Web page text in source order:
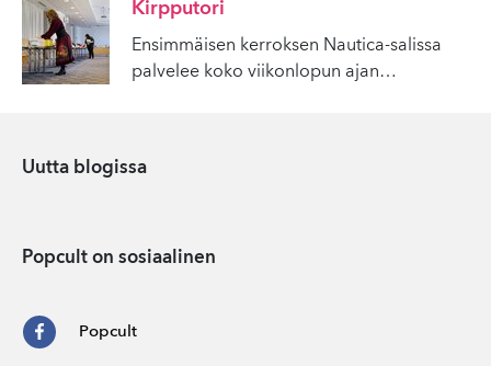
Kirpputori
Ensimmäisen kerroksen Nautica-salissa
palvelee koko viikonlopun ajan…
Uutta blogissa
Popcult on sosiaalinen
Popcult